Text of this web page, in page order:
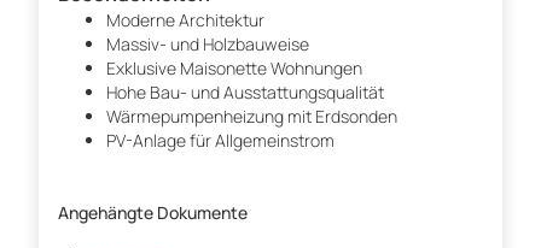
Moderne Architektur
Massiv- und Holzbauweise
Exklusive Maisonette Wohnungen
Hohe Bau- und Ausstattungsqualität
Wärmepumpenheizung mit Erdsonden
PV-Anlage für Allgemeinstrom
Angehängte Dokumente